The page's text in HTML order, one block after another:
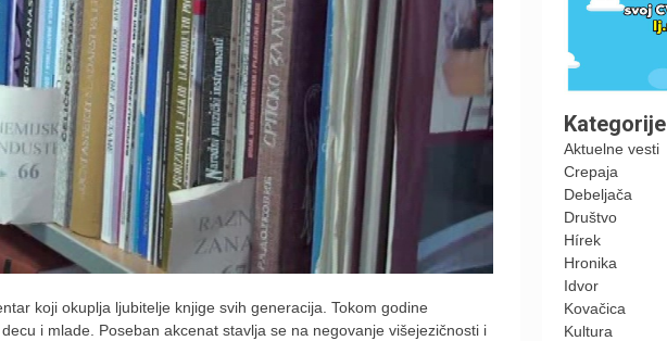
koji okuplja ljubitelje knjige svih generacija. Tokom godine
i mlade. Poseban akcenat stavlja se na negovanje višejezičnosti i
Kategorije
Aktuelne vesti
Crepaja
Debeljača
Društvo
Hírek
Hronika
Idvor
Kovačica
Kultura